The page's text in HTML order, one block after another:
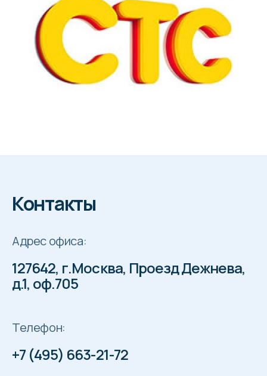
Контакты
Телефон:
+7 (495) 663-21-72
Адрес офиса:
127642, г.Москва, Проезд Дежнева,
д.1, оф.705